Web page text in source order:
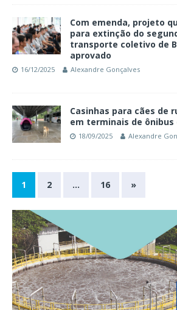
Com emenda, projeto
para extinção do
transporte coletivo de
aprovado
16/12/2025 Alexandre Gonçalves
Casinhas para cães de
em terminais de ônibus
18/09/2025 Alexandre
1 2 … 16 »